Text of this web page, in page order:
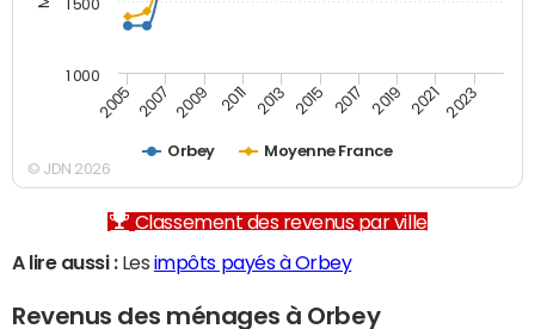
Orbey Moyenne France
2005 2007 2009 2011 2013 2015 2017 2019 2021 2023
1 000
1 500
© JDN 2026
Classement des revenus par ville
A lire aussi :Les impôts payés à Orbey
Revenus des ménages à Orbey